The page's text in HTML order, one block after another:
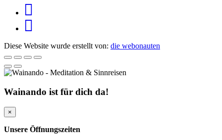
Diese Website wurde erstellt von: die webonauten
Wainando ist für dich da!
×
Unsere Öffnungszeiten